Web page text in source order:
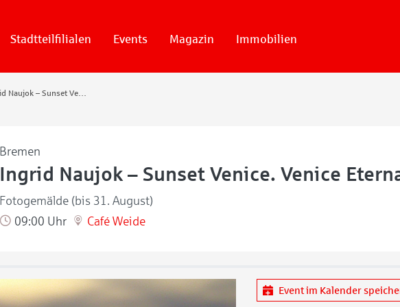
Stadtteilfilialen Events Magazin Immobilien
Ingrid Naujok – Sunset Venice. Venice Eternal Enlightment
Bremen
Ingrid Naujok – Sunset Venice. Venice
Fotogemälde (bis 31. August)
09:00 Uhr
Café Weide
Event im Kalender